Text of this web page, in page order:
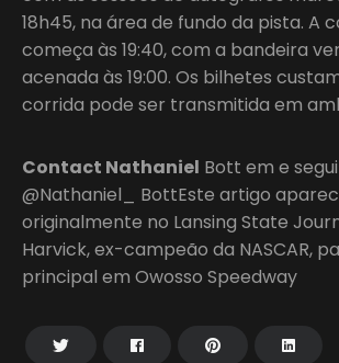
18h45, na área de fundo da pista. A
começa às 19:40, com a bandeira
acenada às 19:00. Os bilhetes
corrida pode ser transmitida em
Contact Nathaniel Bott em e
@Nathaniel_ BottEste artigo
originalmente no Lansing State
Harvick, ex-campeão da NASCAR,
principal em Owosso Speedway